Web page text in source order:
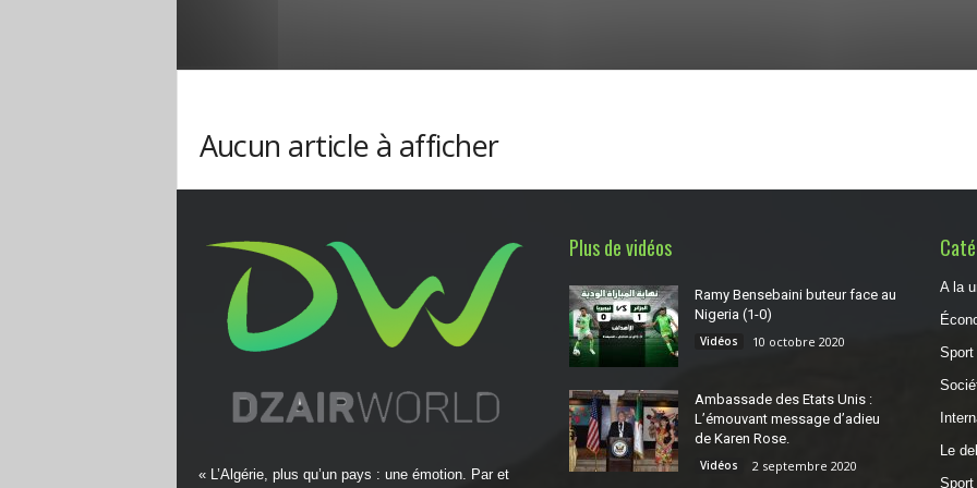
Aucun article à afficher
« L’Algérie, plus qu’un pays : une émotion. Par et
Plus de vidéos
Ramy Bensebaini buteur face au
Nigeria (1-0)
Vidéos 10 octobre 2020
Ambassade des Etats Unis :
L’émouvant message d’adieu
de Karen Rose.
Vidéos 2 septembre 2020
A la
Sport
Le
Sport